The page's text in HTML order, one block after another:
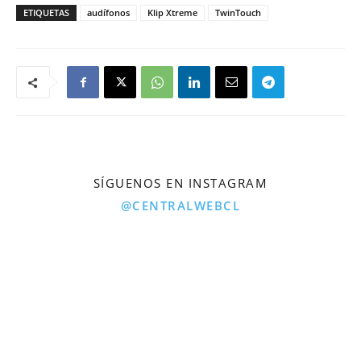
ETIQUETAS audífonos Klip Xtreme TwinTouch
SÍGUENOS EN INSTAGRAM
@CENTRALWEBCL